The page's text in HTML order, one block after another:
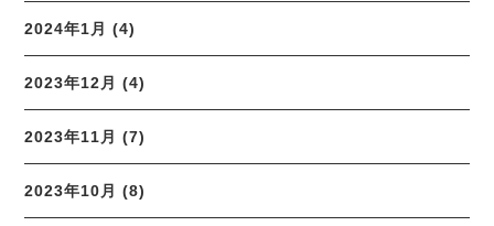
2024年1月 (4)
2023年12月 (4)
2023年11月 (7)
2023年10月 (8)